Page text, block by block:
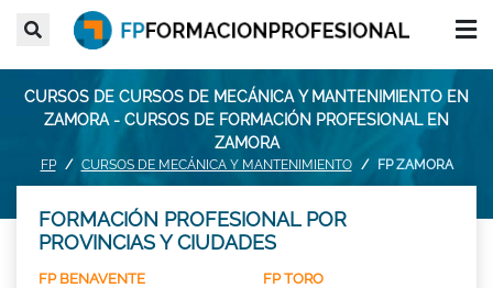
CURSOS DE CURSOS DE MECÁNICA Y MANTENIMIENTO EN
ZAMORA - CURSOS DE FORMACIÓN PROFESIONAL EN
ZAMORA
FP CURSOS DE MECÁNICA Y MANTENIMIENTO FP ZAMORA
FORMACIÓN PROFESIONAL POR
PROVINCIAS Y CIUDADES
FP BENAVENTE
FP TORO